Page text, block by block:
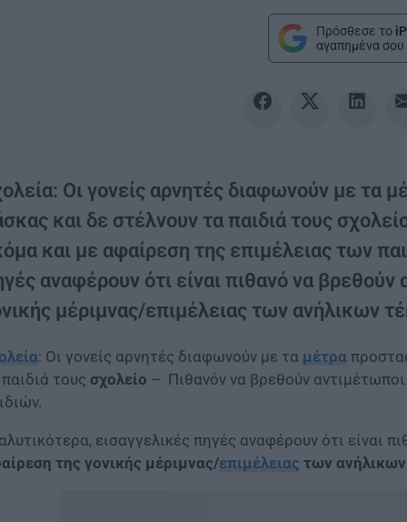
Πρόσθεσε το
αγαπημένα σου
Οι γονείς αρνητές διαφωνούν με τα
και δε στέλνουν τα παιδιά τους
και με αφαίρεση της επιμέλειας των
αναφέρουν ότι είναι πιθανό να
μέριμνας/επιμέλειας των ανήλικων
: Οι γονείς αρνητές διαφωνούν με τα μέτρα
τους σχολείο – Πιθανόν να βρεθούν
εισαγγελικές πηγές αναφέρουν ότι είναι
της γονικής μέριμνας/επιμέλειας των